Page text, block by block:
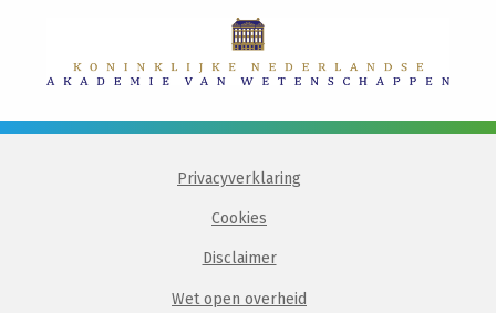
Privacyverklaring
Cookies
Disclaimer
Wet open overheid